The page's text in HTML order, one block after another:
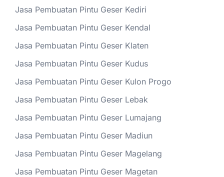
Jasa Pembuatan Pintu Geser Kediri
Jasa Pembuatan Pintu Geser Kendal
Jasa Pembuatan Pintu Geser Klaten
Jasa Pembuatan Pintu Geser Kudus
Jasa Pembuatan Pintu Geser Kulon Progo
Jasa Pembuatan Pintu Geser Lebak
Jasa Pembuatan Pintu Geser Lumajang
Jasa Pembuatan Pintu Geser Madiun
Jasa Pembuatan Pintu Geser Magelang
Jasa Pembuatan Pintu Geser Magetan